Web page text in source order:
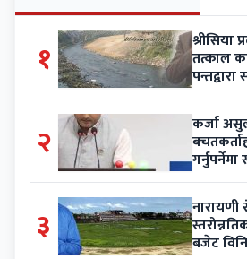
१ श्रीसिया
तत्काल
२ कर्जा
३ बजेट